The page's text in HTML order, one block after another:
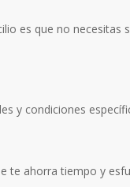
es que no
y condiciones
te ahorra tiempo y